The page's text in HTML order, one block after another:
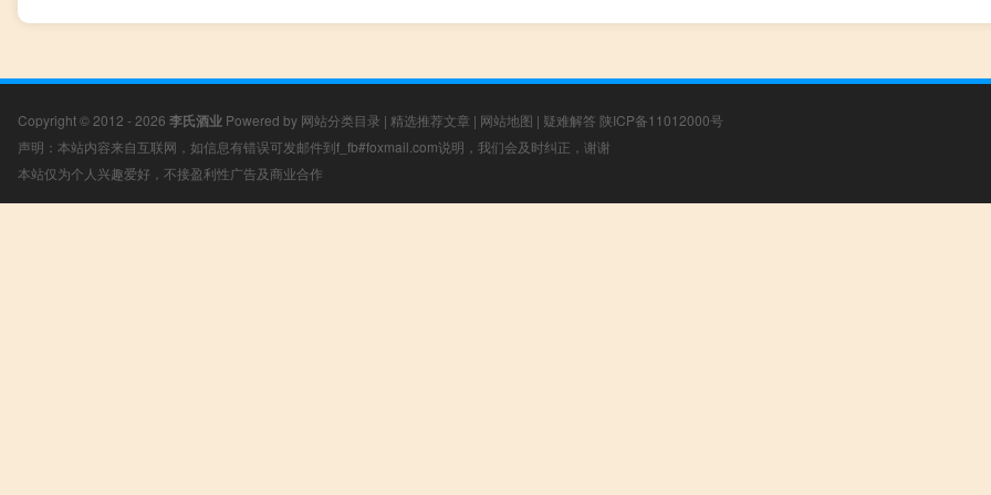
Copyright © 2012 - 2026 李氏酒业 Powered by 网站分类目录 | 精选推荐文章 | 网站地图 | 疑难解答 陕ICP备11012000号
声明：本站内容来自互联网，如信息有错误可发邮件到f_fb#foxmail.com说明，我们会及时纠正，谢谢
本站仅为个人兴趣爱好，不接盈利性广告及商业合作